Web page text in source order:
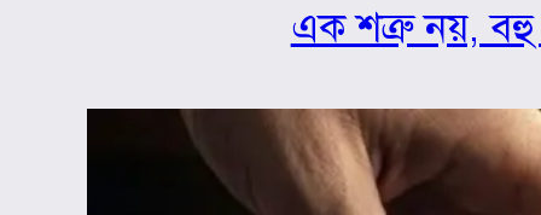
এক শত্রু নয়, বহু